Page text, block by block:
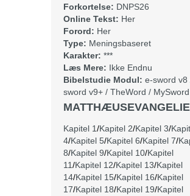
Forkortelse: DNPS26
Online Tekst: Her
Forord: Her
Type: Meningsbaseret
Karakter: ***
Læs Mere: Ikke Endnu
Bibelstudie Modul: e-sword v8
sword v9+ / TheWord / MySword
Kapitel 1/Kapitel 2/Kapitel 3/
4/Kapitel 5/Kapitel 6/Kapitel 7/
8/Kapitel 9/Kapitel 10/Kapitel
11/Kapitel 12/Kapitel 13/Kapitel
14/Kapitel 15/Kapitel 16/Kapitel
17/Kapitel 18/Kapitel 19/Kapitel